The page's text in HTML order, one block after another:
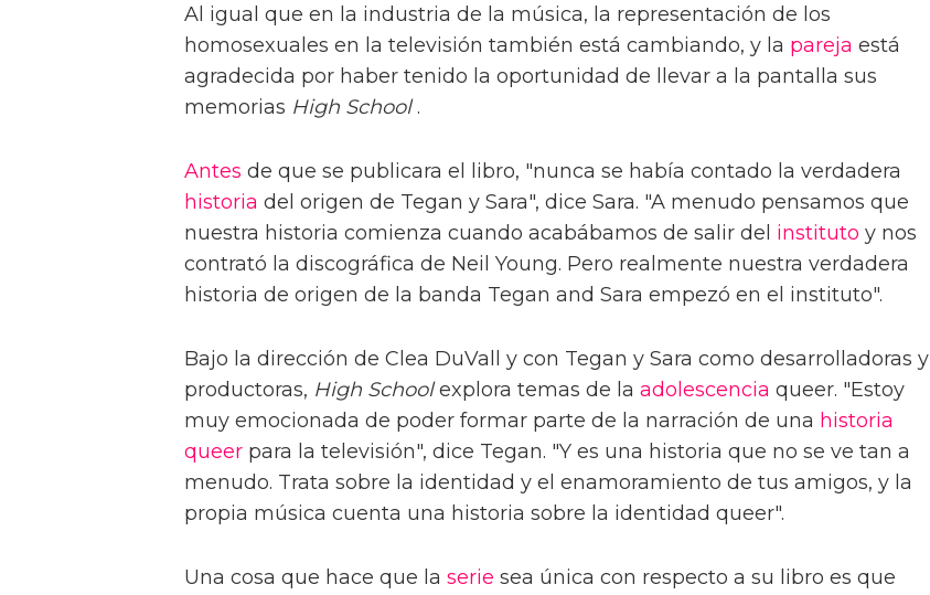
Al igual que en la industria de la música, la representación de los
homosexuales en la televisión también está cambiando, y la pareja está
agradecida por haber tenido la oportunidad de llevar a la pantalla sus
memorias High School.
Antes de que se publicara el libro, "nunca se había contado la verdadera
historia del origen de Tegan y Sara", dice Sara. "A menudo pensamos que
nuestra historia comienza cuando acabábamos de salir del instituto y nos
contrató la discográfica de Neil Young. Pero realmente nuestra verdadera
historia de origen de la banda Tegan and Sara empezó en el instituto".
Bajo la dirección de Clea DuVall y con Tegan y Sara como desarrolladoras y
productoras, High Schoolexplora temas de la adolescencia queer. "Estoy
muy emocionada de poder formar parte de la narración de una historia
queer para la televisión", dice Tegan. "Y es una historia que no se ve tan a
menudo. Trata sobre la identidad y el enamoramiento de tus amigos, y la
propia música cuenta una historia sobre la identidad queer".
Una cosa que hace que la serie sea única con respecto a su libro es que